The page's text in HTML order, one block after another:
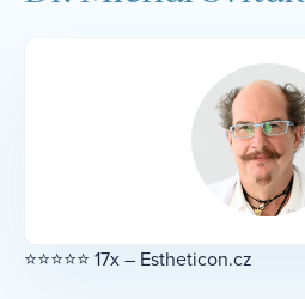
⭐⭐⭐⭐⭐ 17x – Estheticon.cz